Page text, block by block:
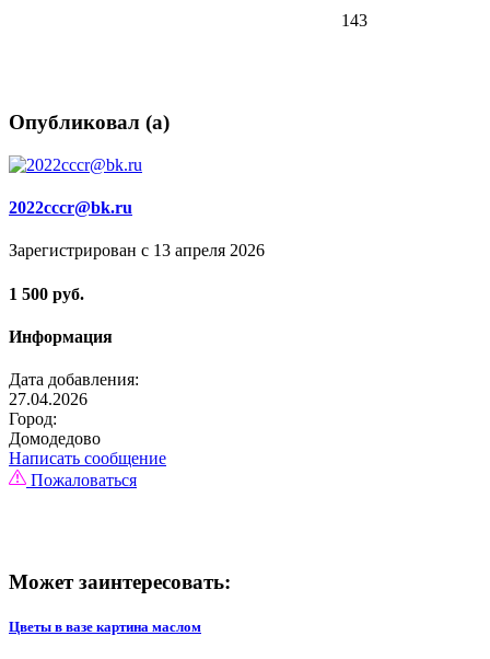
143
Опубликовал (а)
2022cccr@bk.ru
Зарегистрирован с 13 апреля 2026
1 500 руб.
Информация
Дата добавления:
27.04.2026
Город:
Домодедово
Написать сообщение
Пожаловаться
Может заинтересовать:
Цветы в вазе картина маслом